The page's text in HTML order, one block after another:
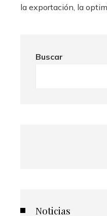
la exportación, la
Buscar
Noticias